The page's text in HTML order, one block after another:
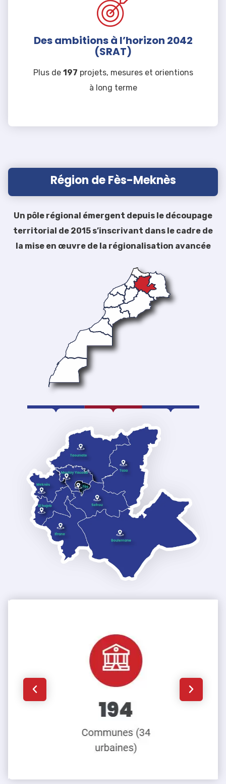
Des ambitions à l’horizon 2042
(SRAT)
Plus de 197 projets, mesures et orientions
à long terme
Région de Fès-Meknès
Un pôle régional émergent depuis le découpage
territorial de 2015 s’inscrivant dans le cadre de
la mise en œuvre de la régionalisation avancée